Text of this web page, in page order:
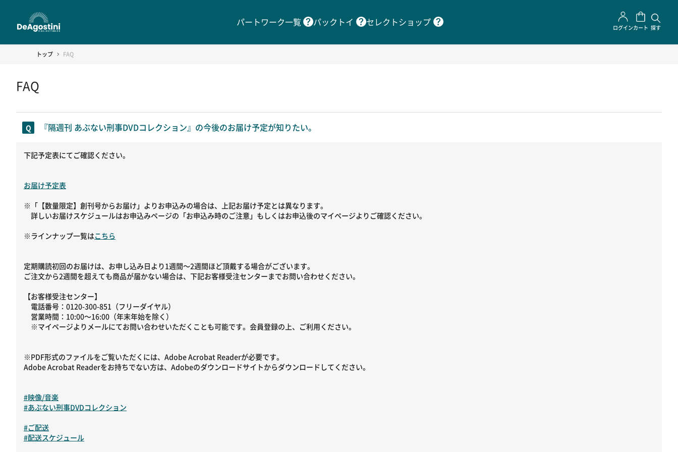
パートワーク一覧 パックトイ セレクトショップ ログインカート 探す
トップ FAQ
FAQ
『隔週刊 あぶない刑事DVDコレクション』の今後のお届け予定が知りたい。
下記予定表にてご確認ください。
お届け予定表
※「【数量限定】創刊号からお届け」よりお申込みの場合は、上記お届け予定とは異なります。
詳しいお届けスケジュールはお申込みページの「お申込み時のご注意」もしくはお申込後のマイページよりご確認ください。
※ラインナップ一覧はこちら
定期購読初回のお届けは、お申し込み日より1週間～2週間ほど頂戴する場合がございます。
ご注文から2週間を超えても商品が届かない場合は、下記お客様受注センターまでお問い合わせください。
【お客様受注センター】
電話番号：0120-300-851（フリーダイヤル）
営業時間：10:00～16:00（年末年始を除く）
※マイページよりメールにてお問い合わせいただくことも可能です。会員登録の上、ご利用ください。
※PDF形式のファイルをご覧いただくには、Adobe Acrobat Readerが必要です。
Adobe Acrobat Readerをお持ちでない方は、Adobeのダウンロードサイトからダウンロードしてください。
#映像/音楽
#あぶない刑事DVDコレクション
#ご配送
#配送スケジュール